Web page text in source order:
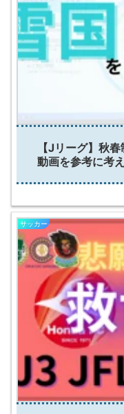
【Jリーグ】秋
動画を参考に考
サッカー